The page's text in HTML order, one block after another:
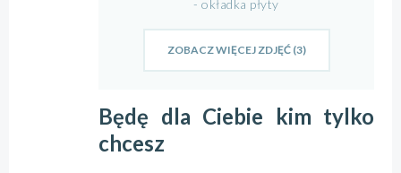
- okładka płyty
ZOBACZ WIĘCEJ ZDJĘĆ (3)
Będę dla Ciebie kim tylko
chcesz